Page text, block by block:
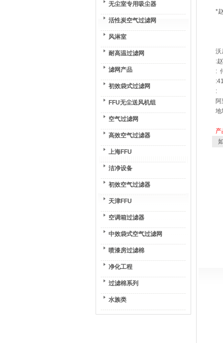
无尘室专用吸尘器
活性炭空气过滤网
风淋室
耐高温过滤网
滤网产品
初效袋式过滤网
FFU无尘送风机组
空气过滤网
高效空气过滤器
上海FFU
洁净设备
初效空气过滤器
天津FFU
空调箱过滤器
中效袋式空气过滤网
喷漆房过滤棉
净化工程
过滤棉系列
水族类
*
沃
:
:
:
地
如